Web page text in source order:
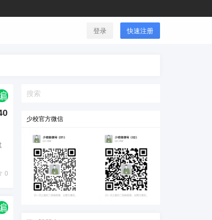
登录 快速注册
0
少校官方微信